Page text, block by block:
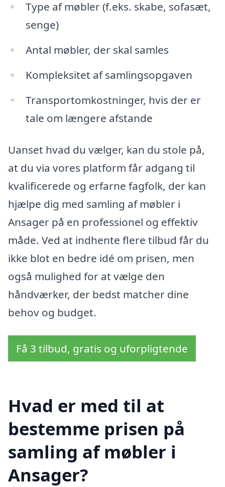
Type af møbler (f.eks. skabe, sofasæt,
senge)
Antal møbler, der skal samles
Kompleksitet af samlingsopgaven
Transportomkostninger, hvis der er
tale om længere afstande
Uanset hvad du vælger, kan du stole på,
at du via vores platform får adgang til
kvalificerede og erfarne fagfolk, der kan
hjælpe dig med samling af møbler i
Ansager på en professionel og effektiv
måde. Ved at indhente flere tilbud får du
ikke blot en bedre idé om prisen, men
også mulighed for at vælge den
håndværker, der bedst matcher dine
behov og budget.
Få 3 tilbud, gratis og uforpligtende
Hvad er med til at
bestemme prisen på
samling af møbler i
Ansager?